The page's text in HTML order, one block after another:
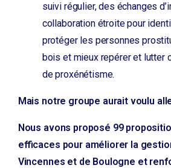
suivi régulier, des échanges
collaboration étroite pour
protéger les personnes
bois et mieux repérer et lutter
de proxénétisme.
Mais notre groupe aurait voulu
Nous avons proposé 99
efficaces pour améliorer la
Vincennes et de Boulogne et